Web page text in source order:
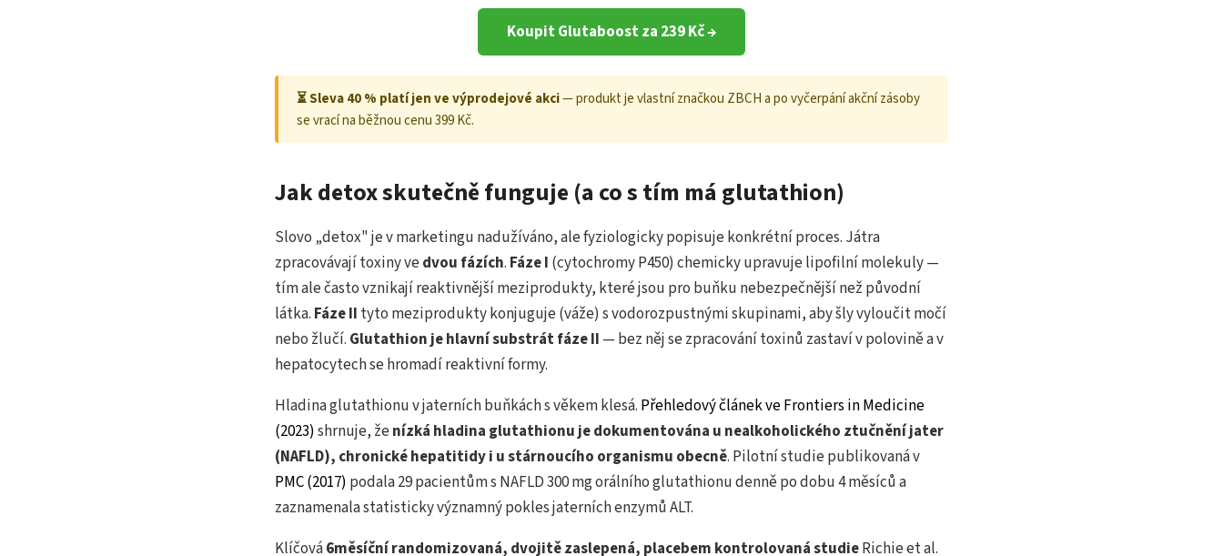
Koupit Glutaboost za 239 Kč →
⏳ Sleva 40 % platí jen ve výprodejové akci— produkt je vlastní značkou ZBCH a po vyčerpání akční zásoby
se vrací na běžnou cenu 399 Kč.
Jak detox skutečně funguje (a co s tím má glutathion)
Slovo „detox" je v marketingu nadužíváno, ale fyziologicky popisuje konkrétní proces. Játra
zpracovávají toxiny vedvou fázích. Fáze I (cytochromy P450) chemicky upravuje lipofilní molekuly —
tím ale často vznikají reaktivnější meziprodukty, které jsou pro buňku nebezpečnější než původní
látka. Fáze II tyto meziprodukty konjuguje (váže) s vodorozpustnými skupinami, aby šly vyloučit močí
nebo žlučí. Glutathion je hlavní substrát fáze II — bez něj se zpracování toxinů zastaví v polovině a v
hepatocytech se hromadí reaktivní formy.
Hladina glutathionu v jaterních buňkách s věkem klesá. Přehledový článek ve Frontiers in Medicine
(2023) shrnuje, ženízká hladina glutathionu je dokumentována u nealkoholického ztučnění jater
(NAFLD), chronické hepatitidy i u stárnoucího organismu obecně. Pilotní studie publikovaná v
PMC (2017) podala 29 pacientům s NAFLD 300 mg orálního glutathionu denně po dobu 4 měsíců a
zaznamenala statisticky významný pokles jaterních enzymů ALT.
Klíčová6měsíční randomizovaná, dvojitě zaslepená, placebem kontrolovaná studieRichie et al.